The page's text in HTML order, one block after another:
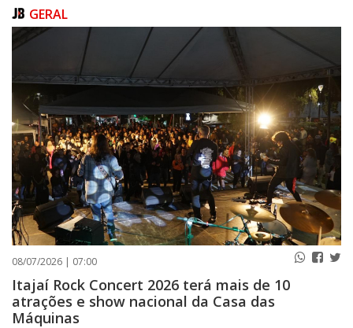
PUBLICAÇÕES LEGAIS
CONTATO
GERAL
08/07/2026 | 07:00
Itajaí Rock Concert 2026 terá mais de 10
atrações e show nacional da Casa das
Máquinas